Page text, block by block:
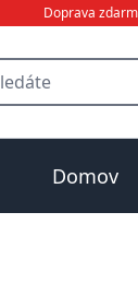
Doprava
Domov